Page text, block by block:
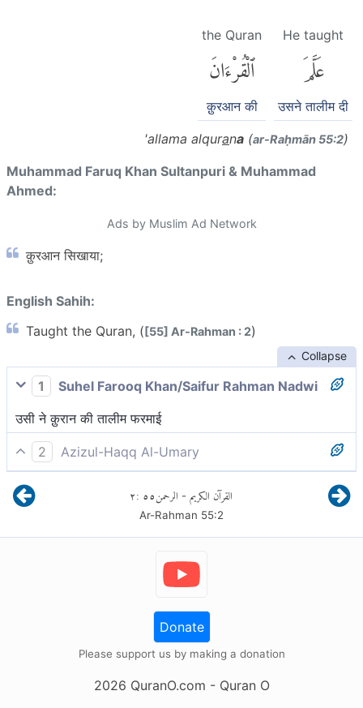
He taught
عَلَّمَ
उसने तालीम दी
the Quran
ٱلْقُرْءَانَ
क़ुरआन की
'allama alqurana (ar-Raḥmān 55:2)
Muhammad Faruq Khan Sultanpuri & Muhammad
Ahmed:
Ads by Muslim Ad Network
क़ुरआन सिखाया;
English Sahih:
Taught the Quran, ([55] Ar-Rahman : 2)
Collapse
1
Suhel Farooq Khan/Saifur Rahman Nadwi
उसी ने क़ुरान की तालीम फरमाई
2
Azizul-Haqq Al-Umary
शिक्षा दी क़ुर्आन की।
القرآن الكريم - الرحمن٥٥:٢
Ar-Rahman 55:2
Donate
Please support us by making a donation
2026 QuranO.com - Quran O